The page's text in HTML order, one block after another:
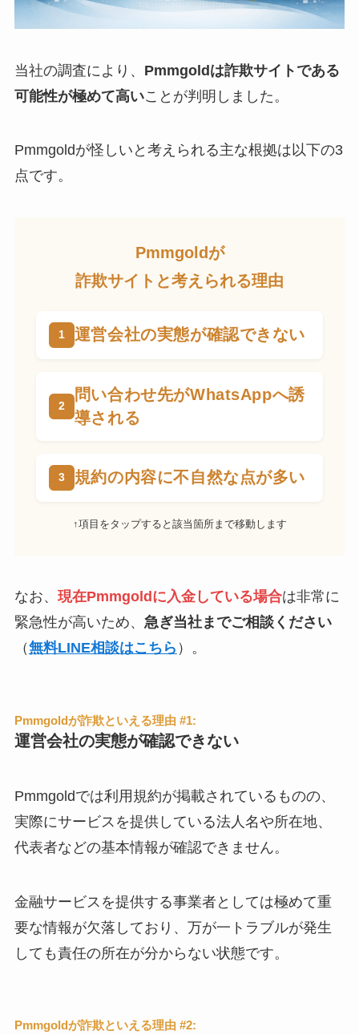
当社の調査により、 Pmmgoldは詐欺サイトである
可能性が極めて高いことが判明しました。
Pmmgoldが怪しいと考えられる主な根拠は以下の3
点です。
Pmmgoldが
詐欺サイトと考えられる理由
運営会社の実態が確認できない
問い合わせ先がWhatsAppへ誘
導される
規約の内容に不自然な点が多い
↑項目をタップすると該当箇所まで移動します
なお、 現在Pmmgoldに入金している場合は非常に
緊急性が高いため、 急ぎ当社までご相談ください
（無料LINE相談はこちら ）。
Pmmgoldが詐欺といえる理由 #1:
運営会社の実態が確認できない
Pmmgoldでは利用規約が掲載されているものの、
実際にサービスを提供している法人名や所在地、
代表者などの基本情報が確認できません。
金融サービスを提供する事業者としては極めて重
要な情報が欠落しており、万が一トラブルが発生
しても責任の所在が分からない状態です。
Pmmgoldが詐欺といえる理由 #2: